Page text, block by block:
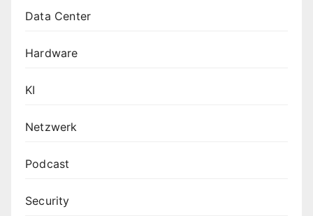
Data Center
Hardware
KI
Netzwerk
Podcast
Security